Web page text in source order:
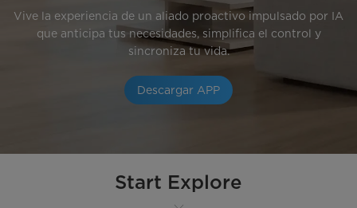
Vive la experiencia de un aliado proactivo impulsado por IA
que anticipa tus necesidades, simplifica el control y
sincroniza tu vida.
Descargar APP
Start Explore